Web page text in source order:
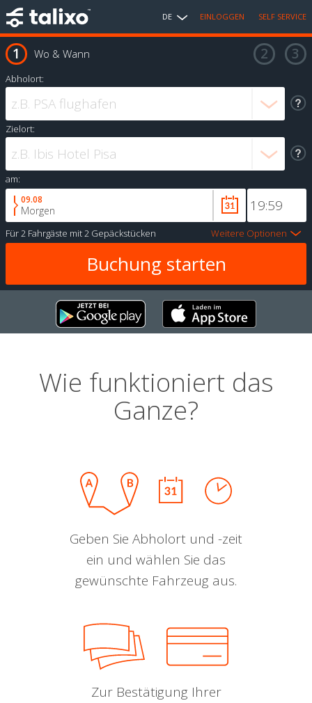
DE EINLOGGEN SELF SERVICE
Wo & Wann
Abholort:
Zielort:
am:
09.08
Morgen
Für2 Fahrgäste mit2 Gepäckstücken Weitere Optionen
Wie funktioniert das
Ganze?
Geben Sie Abholort und -zeit
ein und wählen Sie das
gewünschte Fahrzeug aus.
Zur Bestätigung Ihrer